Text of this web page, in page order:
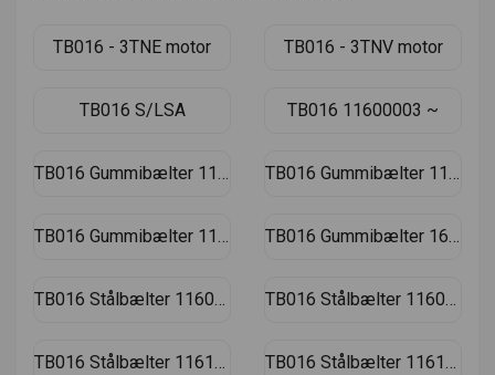
TB016 - 3TNE motor TB016 - 3TNV motor
TB016 S/LSA TB016 11600003 ~
TB016 Gummibælter 11600003 TB016 Gummibælter 11600032
TB016 Gummibælter 11610001 TB016 Gummibælter 16110796
TB016 Stålbælter 11600003 TB016 Stålbælter 11600032
TB016 Stålbælter 11610001 TB016 Stålbælter 116110796